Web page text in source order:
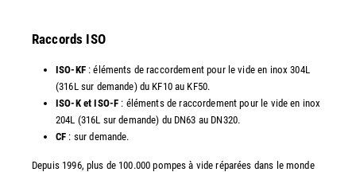
Raccords ISO
ISO-KF: éléments de raccordement pour le vide en inox 304L
(316L sur demande) du KF10 au KF50.
ISO-K et ISO-F : éléments de raccordement pour le vide en inox
204L (316L sur demande) du DN63 au DN320.
CF : sur demande.
Depuis 1996, plus de 100.000 pompes à vide réparées dans le monde